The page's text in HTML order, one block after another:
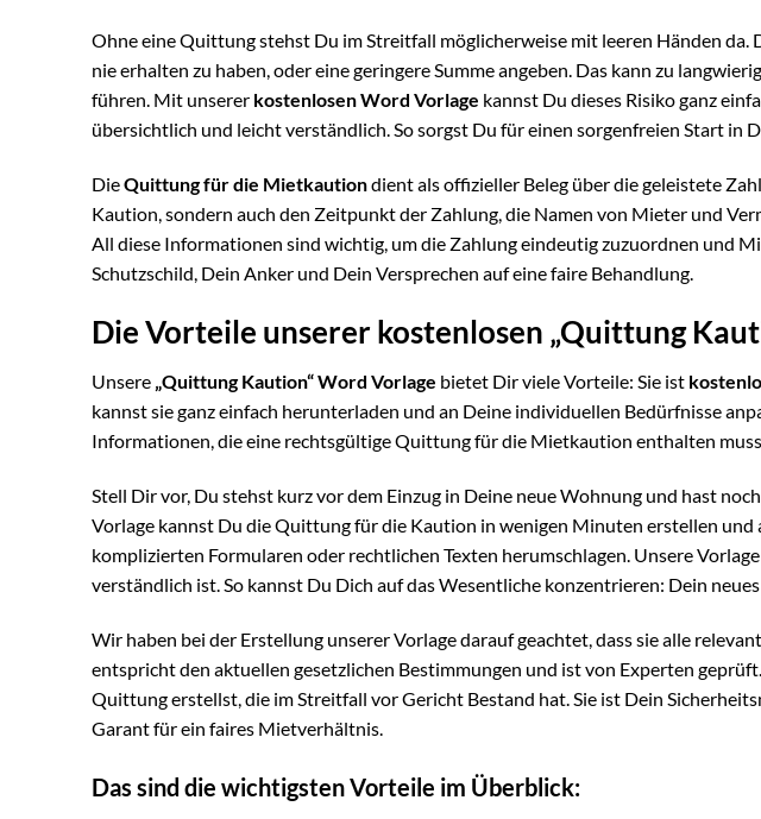
Ohne eine Quittung stehst Du im Streitfall möglicherweise mit leeren Händen
nie erhalten zu haben, oder eine geringere Summe angeben. Das kann zu
führen. Mit unserer kostenlosen Word Vorlage kannst Du dieses Risiko ganz
übersichtlich und leicht verständlich. So sorgst Du für einen sorgenfreien Start in
DieQuittung für die Mietkautiondient als offizieller Beleg über die geleistete
Kaution, sondern auch den Zeitpunkt der Zahlung, die Namen von Mieter und
All diese Informationen sind wichtig, um die Zahlung eindeutig zuzuordnen und
Schutzschild, Dein Anker und Dein Versprechen auf eine faire Behandlung.
Die Vorteile unserer kostenlosen „Quittung
Unsere „Quittung Kaution“ Word Vorlage bietet Dir viele Vorteile: Sie ist
kannst sie ganz einfach herunterladen und an Deine individuellen Bedürfnisse
Informationen, die eine rechtsgültige Quittung für die Mietkaution enthalten
Stell Dir vor, Du stehst kurz vor dem Einzug in Deine neue Wohnung und hast
Vorlage kannst Du die Quittung für die Kaution in wenigen Minuten erstellen und
komplizierten Formularen oder rechtlichen Texten herumschlagen. Unsere
verständlich ist. So kannst Du Dich auf das Wesentliche konzentrieren: Dein
Wir haben bei der Erstellung unserer Vorlage darauf geachtet, dass sie alle
entspricht den aktuellen gesetzlichen Bestimmungen und ist von Experten
Quittung erstellst, die im Streitfall vor Gericht Bestand hat. Sie ist Dein
Garant für ein faires Mietverhältnis.
Das sind die wichtigsten Vorteile im Überblick: